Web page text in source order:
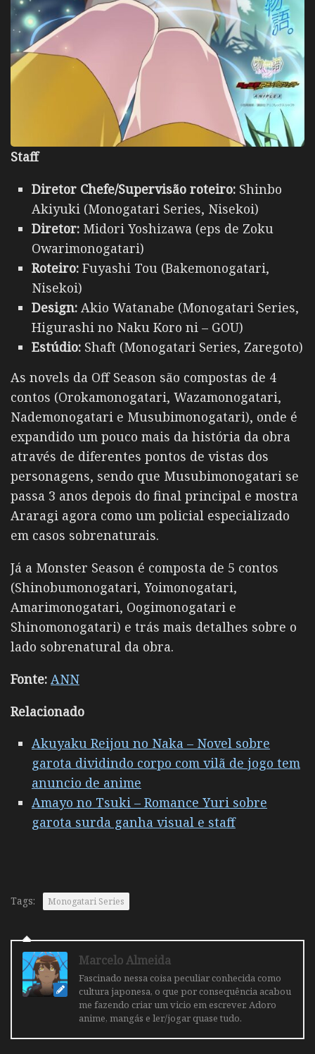
Staff
Diretor Chefe/Supervisão roteiro: Shinbo
Akiyuki (Monogatari Series, Nisekoi)
Diretor: Midori Yoshizawa (eps de Zoku
Owarimonogatari)
Roteiro: Fuyashi Tou (Bakemonogatari,
Nisekoi)
Design: Akio Watanabe (Monogatari Series,
Higurashi no Naku Koro ni – GOU)
Estúdio: Shaft (Monogatari Series, Zaregoto)
As novels da Off Season são compostas de 4
contos (Orokamonogatari, Wazamonogatari,
Nademonogatari e Musubimonogatari), onde é
expandido um pouco mais da história da obra
através de diferentes pontos de vistas dos
personagens, sendo que Musubimonogatari se
passa 3 anos depois do final principal e mostra
Araragi agora como um policial especializado
em casos sobrenaturais.
Já a Monster Season é composta de 5 contos
(Shinobumonogatari, Yoimonogatari,
Amarimonogatari, Oogimonogatari e
Shinomonogatari) e trás mais detalhes sobre o
lado sobrenatural da obra.
Fonte: ANN
Relacionado
Akuyaku Reijou no Naka – Novel sobre
garota dividindo corpo com vilã de jogo tem
anuncio de anime
Amayo no Tsuki – Romance Yuri sobre
garota surda ganha visual e staff
Tags: Monogatari Series
Marcelo Almeida
Fascinado nessa coisa peculiar conhecida como
cultura japonesa, o que por consequência acabou
me fazendo criar um vicio em escrever. Adoro
anime, mangás e ler/jogar quase tudo.